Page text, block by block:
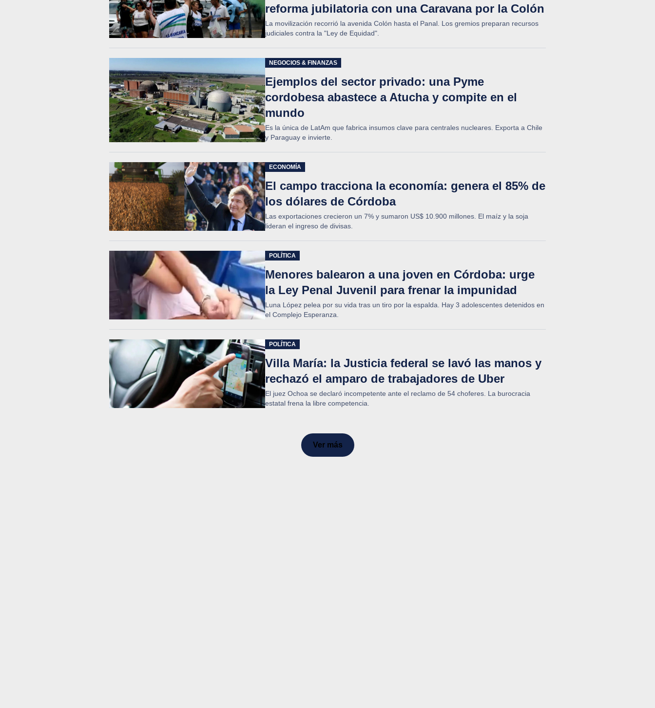
reforma jubilatoria con una Caravana por la Colón
La movilización recorrió la avenida Colón hasta el Panal. Los gremios preparan recursos
judiciales contra la "Ley de Equidad".
NEGOCIOS & FINANZAS
Ejemplos del sector privado: una Pyme
cordobesa abastece a Atucha y compite en el
mundo
Es la única de LatAm que fabrica insumos clave para centrales nucleares. Exporta a Chile
y Paraguay e invierte.
ECONOMÍA
El campo tracciona la economía: genera el 85% de
los dólares de Córdoba
Las exportaciones crecieron un 7% y sumaron US$ 10.900 millones. El maíz y la soja
lideran el ingreso de divisas.
POLÍTICA
Menores balearon a una joven en Córdoba: urge
la Ley Penal Juvenil para frenar la impunidad
Luna López pelea por su vida tras un tiro por la espalda. Hay 3 adolescentes detenidos en
el Complejo Esperanza.
POLÍTICA
Villa María: la Justicia federal se lavó las manos y
rechazó el amparo de trabajadores de Uber
El juez Ochoa se declaró incompetente ante el reclamo de 54 choferes. La burocracia
estatal frena la libre competencia.
Ver más